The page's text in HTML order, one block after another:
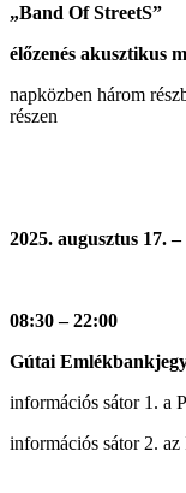
„Band Of StreetS”
élőzenés akusztikus
napközben három
részen
2025. augusztus 17.
08:30 – 22:00
Gútai
információs sátor 1. a
információs sátor 2.